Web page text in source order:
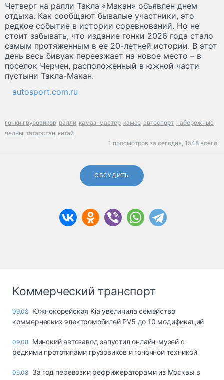
Четверг на ралли Такла «Макан» объявлен днем
отдыха. Как сообщают бывалые участники, это
редкое событие в истории соревнований. Но не
стоит забывать, что издание гонки 2026 года стало
самым протяженным в ее 20-летней истории. В этот
день весь бивуак переезжает на новое место – в
поселок Черчен, расположенный в южной части
пустыни Такла-Макан.
autosport.com.ru
гонки грузовиков ралли камаз-мастер камаз автоспорт набережные
челны татарстан китай
1 просмотров за сегодня, 1548 всего.
ОБСУДИТЬ
Коммерческий транспорт
09.08 Южнокорейская Kia увеличила семейство
коммерческих электромобилей PV5 до 10 модификаций
09.08 Минский автозавод запустил онлайн-музей с
редкими прототипами грузовиков и гоночной техникой
09.08 За год перевозки рефрижераторами из Москвы в